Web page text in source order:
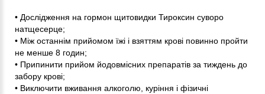
• Дослідження на гормон щитовидки Тироксин суворо
натщесерце;
• Між останнім прийомом їжі і взяттям крові повинно пройти
не менше 8 годин;
• Припинити прийом йодовмісних препаратів за тиждень до
забору крові;
• Виключити вживання алкоголю, куріння і фізичні